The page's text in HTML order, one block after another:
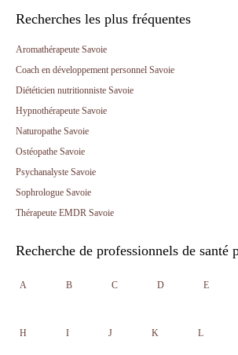
Recherches les plus fréquentes
Aromathérapeute Savoie
Coach en développement personnel Savoie
Diététicien nutritionniste Savoie
Hypnothérapeute Savoie
Naturopathe Savoie
Ostéopathe Savoie
Psychanalyste Savoie
Sophrologue Savoie
Thérapeute EMDR Savoie
Recherche de professionnels de santé
A B C D E
H I J K L